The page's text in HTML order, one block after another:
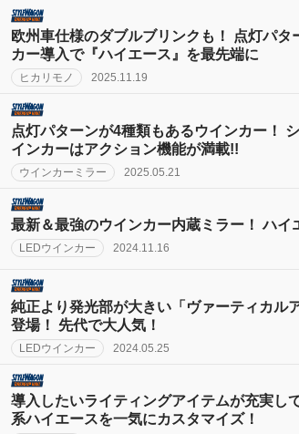
欧州車仕様のダブルブリンクも！ 点灯パ
カー導入で『ハイエース』を最先端に
ヒカリモノ 2025.11.19
点灯パターンが4種類もあるウインカー！
インカーはアクション機能が満載!!
ウインカーミラー 2025.05.21
最新＆最強のウインカー内蔵ミラー！ ハイ
LEDウインカー 2024.11.16
純正より発光部が大きい「ヴァーティカル
登場！ 先代で大人気！
LEDウインカー 2024.05.25
導入したいライティングアイテムが充実
系ハイエースを一気にカスタマイズ！